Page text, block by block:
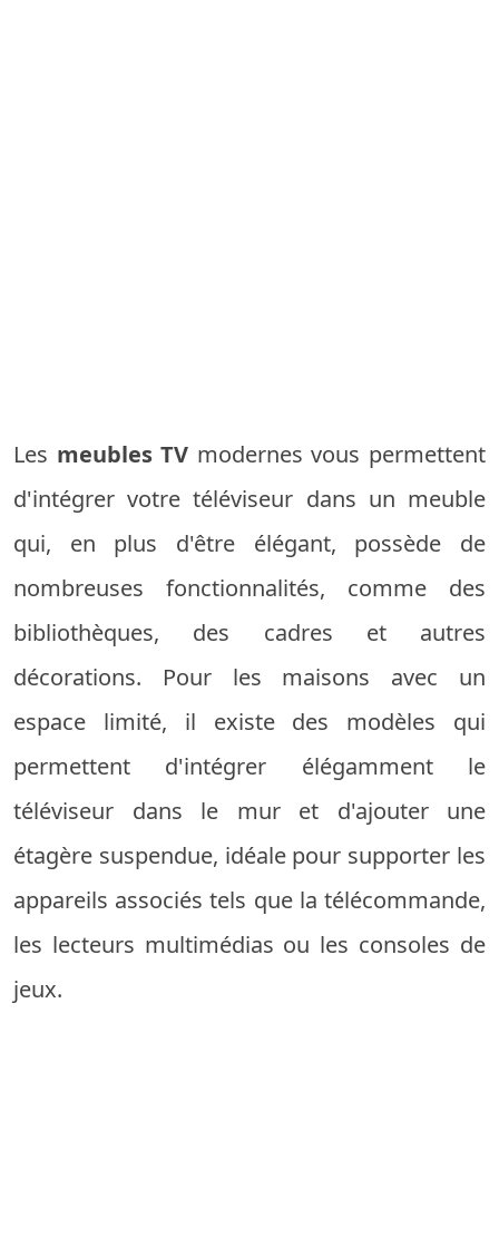
Les meubles TV modernes vous permettent
d'intégrer votre téléviseur dans un meuble
qui, en plus d'être élégant, possède de
nombreuses fonctionnalités, comme des
bibliothèques, des cadres et autres
décorations. Pour les maisons avec un
espace limité, il existe des modèles qui
permettent d'intégrer élégamment le
téléviseur dans le mur et d'ajouter une
étagère suspendue, idéale pour supporter les
appareils associés tels que la télécommande,
les lecteurs multimédias ou les consoles de
jeux.